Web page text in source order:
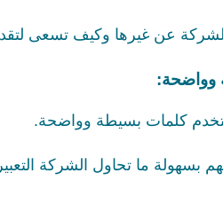
عن غيرها وكيف تسعى
وواضحة:
كلمات بسيطة وواضحة.
بسهولة ما تحاول الشركة